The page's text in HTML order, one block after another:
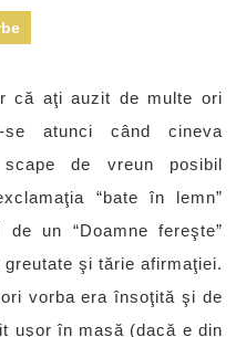
că aţi auzit de multe ori
se atunci când cineva
de vreun posibil
“bate în lemn”
de un “Doamne fereşte”
greutate şi tărie afirmaţiei.
vorba era însoţită şi de
uşor în masă (dacă e din